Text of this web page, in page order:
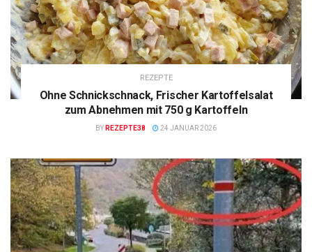
REZEPTE
Ohne Schnickschnack, Frischer Kartoffelsalat
zum Abnehmen mit 750 g Kartoffeln
BY REZEPTE38 24 JANUAR 2026